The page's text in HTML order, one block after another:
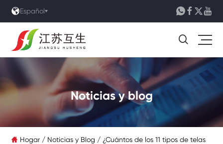
Español   

Noticias y blog
 Hogar / Noticias y Blog / ¿Cuántos de los 11 tipos de telas